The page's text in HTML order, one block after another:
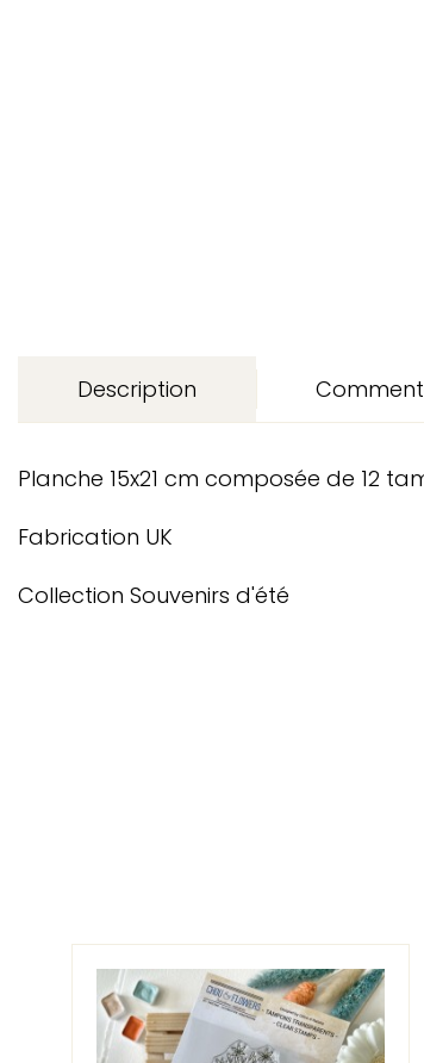
Description
Planche 15x21 cm composée de 12
Fabrication UK
Collection Souvenirs d'été